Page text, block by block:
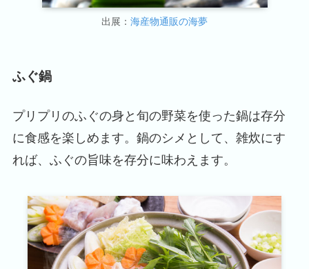
出展： 海産物通販の海夢
ふぐ鍋
プリプリのふぐの身と旬の野菜を使った鍋は存分
に食感を楽しめます。鍋のシメとして、雑炊にす
れば、ふぐの旨味を存分に味わえます。